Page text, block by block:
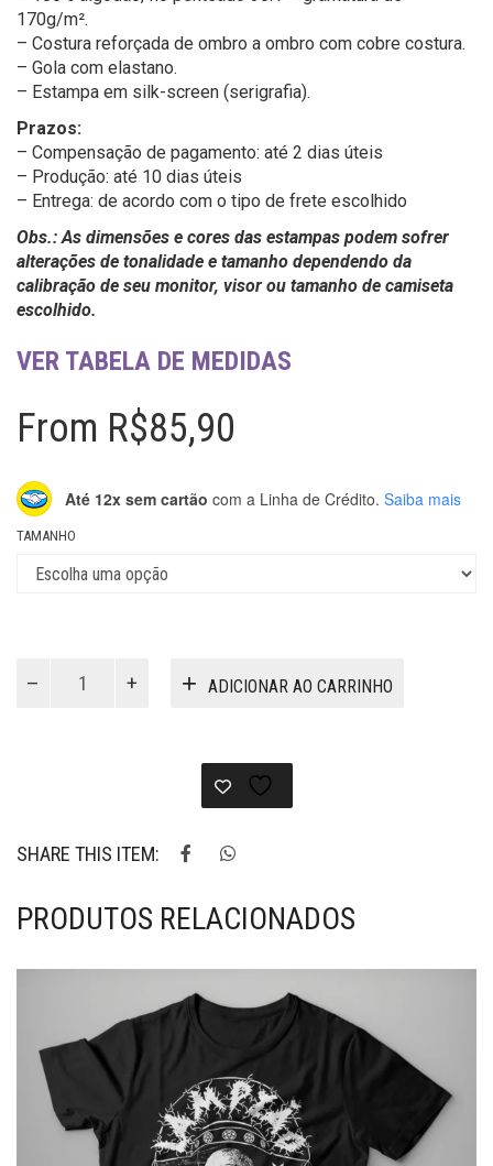
170g/m².
– Costura reforçada de ombro a ombro com cobre costura.
– Gola com elastano.
– Estampa em silk-screen (serigrafia).
Prazos:
– Compensação de pagamento: até 2 dias úteis
– Produção: até 10 dias úteis
– Entrega: de acordo com o tipo de frete escolhido
Obs.: As dimensões e cores das estampas podem sofrer
alterações de tonalidade e tamanho dependendo da
calibração de seu monitor, visor ou tamanho de camiseta
escolhido.
VER TABELA DE MEDIDAS
From R$85,90
Até 12x sem cartão com a Linha de Crédito. Saiba mais
TAMANHO
ADICIONAR AO CARRINHO
SHARE THIS ITEM:
PRODUTOS RELACIONADOS